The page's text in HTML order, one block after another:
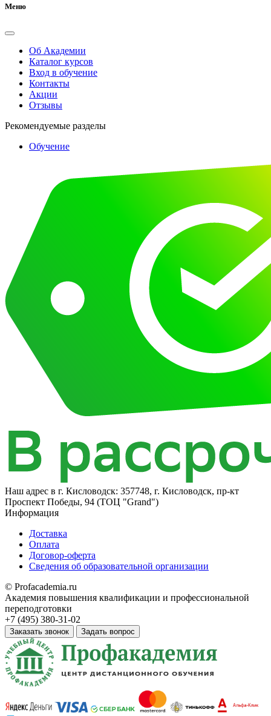
Меню
Об Академии
Каталог курсов
Вход в обучение
Контакты
Акции
Отзывы
Рекомендуемые разделы
Обучение
Наш адрес в г. Кисловодск: 357748, г. Кисловодск, пр-кт
Проспект Победы, 94 (ТОЦ "Grand")
Информация
Доставка
Оплата
Договор-оферта
Сведения об образовательной организации
© Profacademia.ru
Академия повышения квалификации и профессиональной
переподготовки
+7 (495) 380-31-02
Заказать звонок Задать вопрос